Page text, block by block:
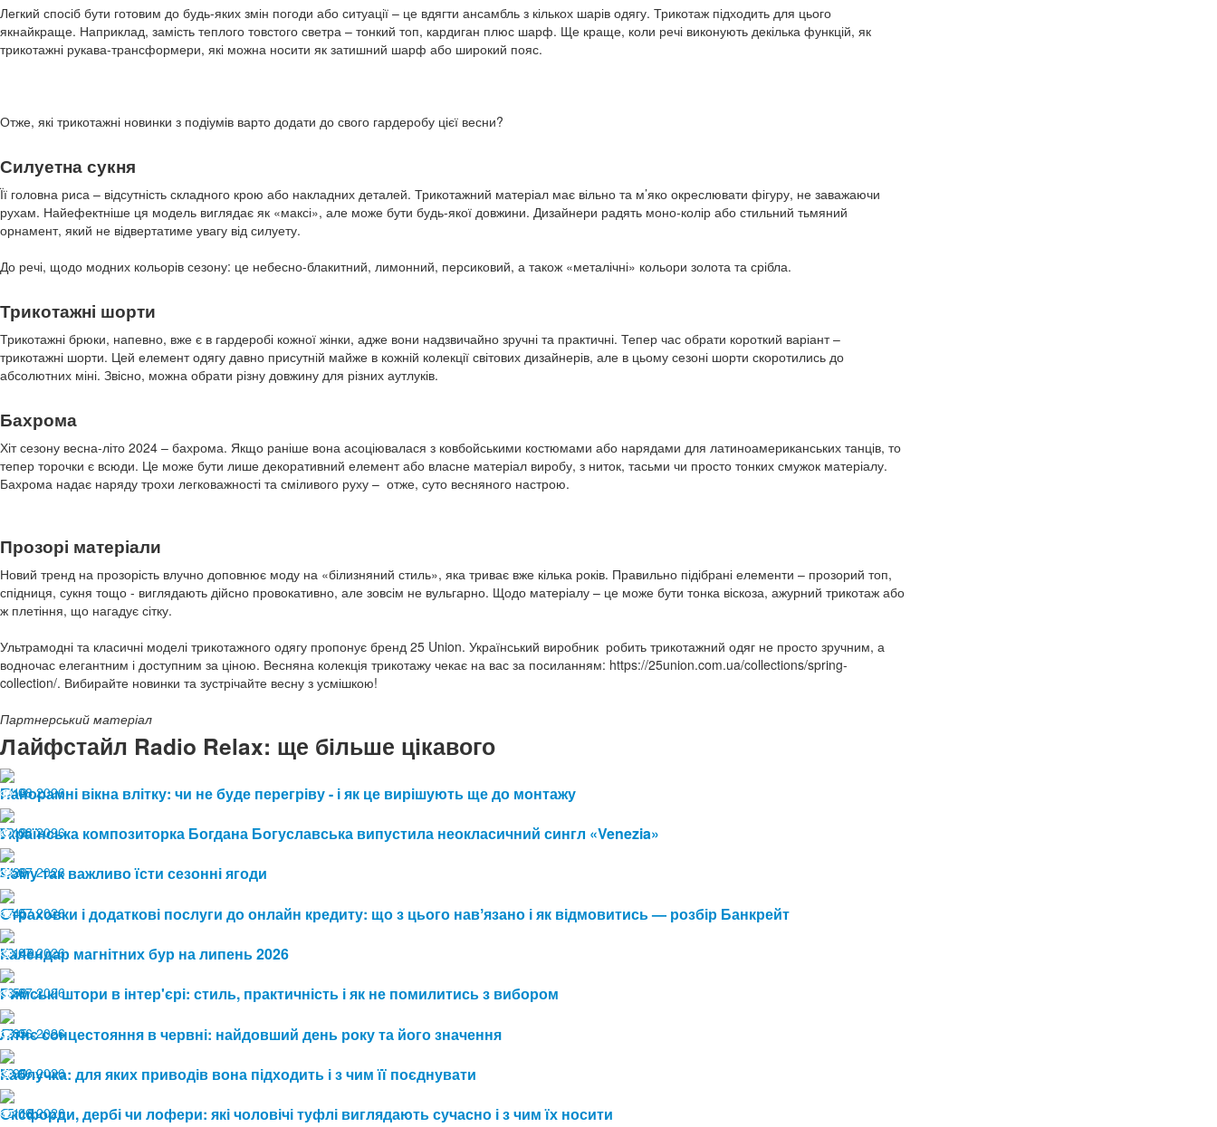
Легкий спосіб бути готовим до будь-яких змін погоди або ситуації – це вдягти ансамбль з кількох шарів одягу. Трикотаж підходить для цього
якнайкраще. Наприклад, замість теплого товстого светра – тонкий топ, кардиган плюс шарф. Ще краще, коли речі виконують декілька функцій, як
трикотажні рукава-трансформери, які можна носити як затишний шарф або широкий пояс.
Отже, які трикотажні новинки з подіумів варто додати до свого гардеробу цієї весни?
Силуетна сукня
Її головна риса – відсутність складного крою або накладних деталей. Трикотажний матеріал має вільно та м’яко окреслювати фігуру, не заважаючи
рухам. Найефектніше ця модель виглядає як «максі», але може бути будь-якої довжини. Дизайнери радять моно-колір або стильний тьмяний
орнамент, який не відвертатиме увагу від силуету.
До речі, щодо модних кольорів сезону: це небесно-блакитний, лимонний, персиковий, а також «металічні» кольори золота та срібла.
Трикотажні шорти
Трикотажні брюки, напевно, вже є в гардеробі кожної жінки, адже вони надзвичайно зручні та практичні. Тепер час обрати короткий варіант –
трикотажні шорти. Цей елемент одягу давно присутній майже в кожній колекції світових дизайнерів, але в цьому сезоні шорти скоротились до
абсолютних міні. Звісно, можна обрати різну довжину для різних аутлуків.
Бахрома
Хіт сезону весна-літо 2024 – бахрома. Якщо раніше вона асоціювалася з ковбойськими костюмами або нарядами для латиноамериканських танців, то
тепер торочки є всюди. Це може бути лише декоративний елемент або власне матеріал виробу, з ниток, тасьми чи просто тонких смужок матеріалу.
Бахрома надає наряду трохи легковажності та сміливого руху – отже, суто весняного настрою.
Прозорі матеріали
Новий тренд на прозорість влучно доповнює моду на «білизняний стиль», яка триває вже кілька років. Правильно підібрані елементи – прозорий топ,
спідниця, сукня тощо - виглядають дійсно провокативно, але зовсім не вульгарно. Щодо матеріалу – це може бути тонка віскоза, ажурний трикотаж або
ж плетіння, що нагадує сітку.
Ультрамодні та класичні моделі трикотажного одягу пропонує бренд 25 Union. Український виробник робить трикотажний одяг не просто зручним, а
водночас елегантним і доступним за ціною. Весняна колекція трикотажу чекає на вас за посиланням: https://25union.com.ua/collections/spring-
collection/. Вибирайте новинки та зустрічайте весну з усмішкою!
Партнерський матеріал
Лайфстайл Radio Relax: ще більше цікавого
04.08.2026
13
Панорамні вікна влітку: чи не буде перегріву - і як це вирішують ще до монтажу
03.08.2026
19
Українська композиторка Богдана Богуславська випустила неокласичний сингл «Venezia»
24.07.2026
29
Чому так важливо їсти сезонні ягоди
17.07.2026
45
Страховки і додаткові послуги до онлайн кредиту: що з цього навʼязано і як відмовитись — розбір Банкрейт
13.07.2026
149
Календар магнітних бур на липень 2026
08.07.2026
58
Римські штори в інтер'єрі: стиль, практичність і як не помилитись з вибором
19.06.2026
85
Літнє сонцестояння в червні: найдовший день року та його значення
19.06.2026
90
Каблучка: для яких приводів вона підходить і з чим її поєднувати
15.06.2026
116
Оксфорди, дербі чи лофери: які чоловічі туфлі виглядають сучасно і з чим їх носити